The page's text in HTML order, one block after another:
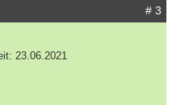
# 3
23.06.2021